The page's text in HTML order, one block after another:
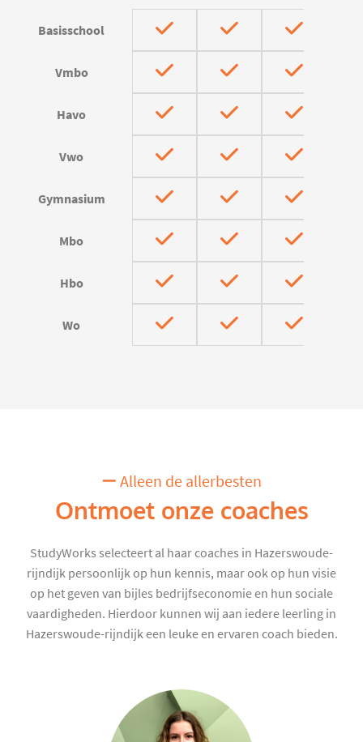
Basisschool
Vmbo
Havo
Vwo
Gymnasium
Mbo
Hbo
Wo
Alleen de allerbesten
Ontmoet onze coaches
StudyWorks selecteert al haar coaches in Hazerswoude-
rijndijk persoonlijk op hun kennis, maar ook op hun visie
op het geven van bijles bedrijfseconomie en hun sociale
vaardigheden. Hierdoor kunnen wij aan iedere leerling in
Hazerswoude-rijndijk een leuke en ervaren coach bieden.